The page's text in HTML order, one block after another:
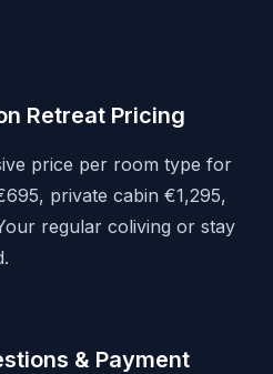
Retreat Pricing
price per room type for
private cabin €1,295,
regular coliving or stay
& Payment